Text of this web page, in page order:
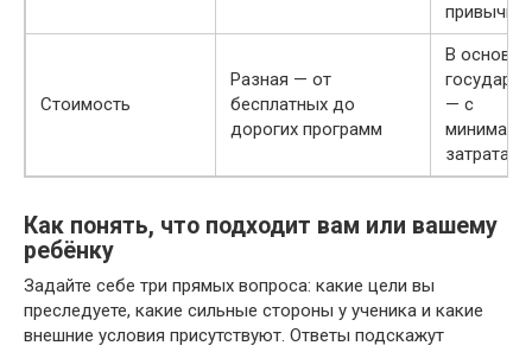
привычки
Стоимость
Разная — от
бесплатных до
дорогих программ
В
— с
затратами
Как понять, что подходит вам или вашему
ребёнку
Задайте себе три прямых вопроса: какие цели вы
преследуете, какие сильные стороны у ученика и какие
внешние условия присутствуют. Ответы подскажут